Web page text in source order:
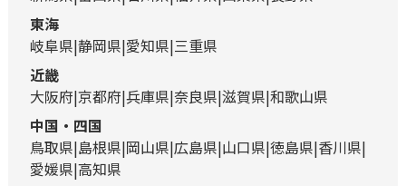
東海
岐阜県 静岡県 愛知県 三重県
近畿
大阪府 京都府 兵庫県 奈良県 滋賀県 和歌山県
中国・四国
鳥取県 島根県 岡山県 広島県 山口県 徳島県 香川県
愛媛県 高知県